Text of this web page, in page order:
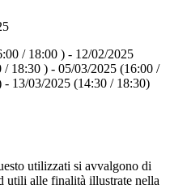
/ 18:00 ) - 12/02/2025
18:30 ) - 05/03/2025 (16:00 /
13/03/2025 (14:30 / 18:30)
utilizzati si avvalgono di
utili alle finalità illustrate nella